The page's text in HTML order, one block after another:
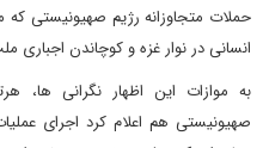
حملات متجاوزانه رژیم صهیونیستی
انسانی در نوار غزه و کوچاندن
به موازات این اظهار نگرانی ها،
صهیونیستی هم اعلام کرد اجرای